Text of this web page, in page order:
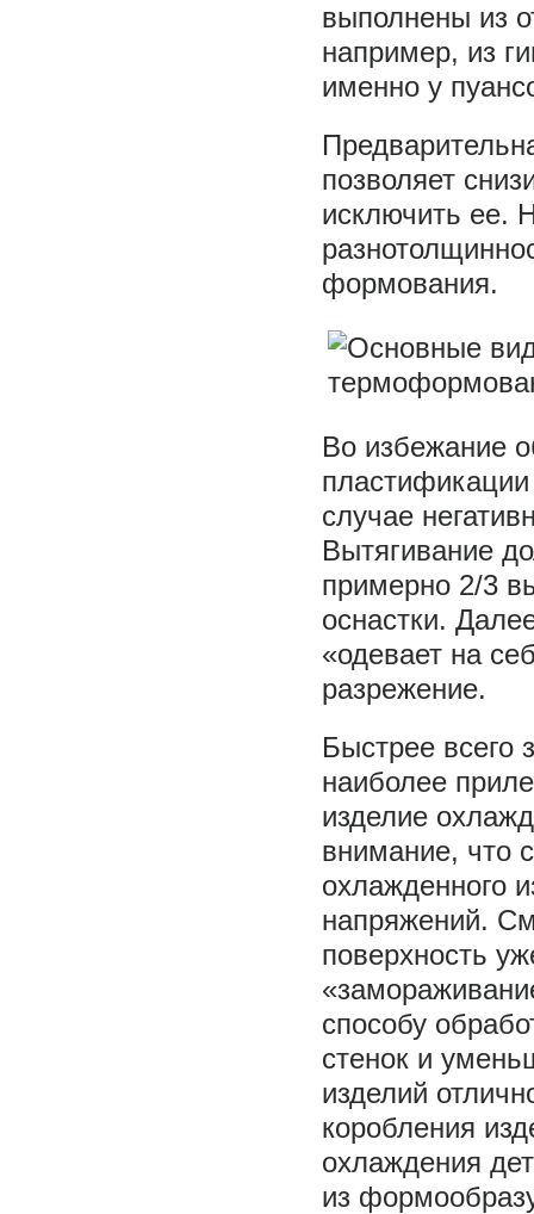
выполнены из
например, из
именно у
позволяет
исключить ее.
формования.
Во избежание
пластификации
случае
Вытягивание
примерно 2/3
оснастки.
«одевает на
разрежение.
Быстрее всего
наиболее
изделие
внимание, что
охлажденного
напряжений.
поверхность
способу
стенок и
изделий
коробления
охлаждения
из